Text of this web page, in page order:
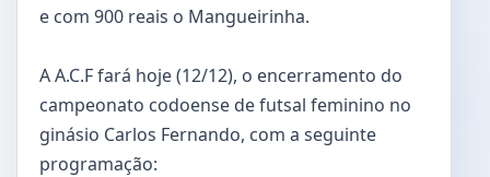
e com 900 reais o Mangueirinha.
A A.C.F fará hoje (12/12), o encerramento do
campeonato codoense de futsal feminino no
ginásio Carlos Fernando, com a seguinte
programação: